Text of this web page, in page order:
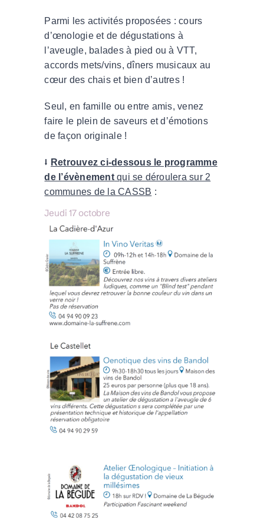
Parmi les activités proposées : cours
d’œnologie et de dégustations à
l’aveugle, balades à pied ou à VTT,
accords mets/vins, dîners musicaux au
cœur des chais et bien d’autres !
Seul, en famille ou entre amis, venez
faire le plein de saveurs et d’émotions
de façon originale !
⭣ Retrouvez ci-dessous le programme
de l’évènementqui se déroulera sur 2
communes de la CASSB :
Jeudi 17 octobre